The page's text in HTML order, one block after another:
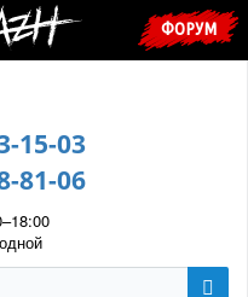
уточнювати ціну та
🇺🇦
15-03
81-06
ФОРУМ